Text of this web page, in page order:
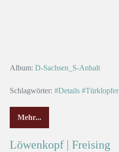
Album: D-Sachsen_S-Anhalt
Schlagwörter: #Details #Türklopfer
Mehr...
Löwenkopf | Freising